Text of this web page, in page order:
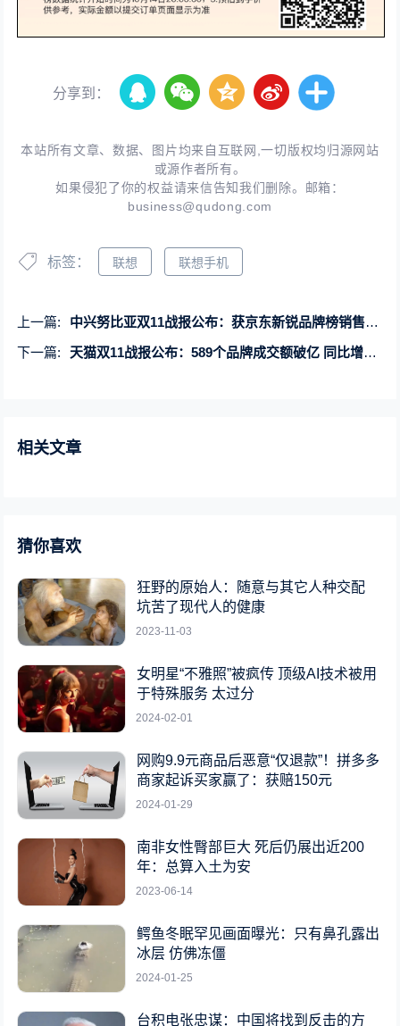
分享到：
本站所有文章、数据、图片均来自互联网,一切版权均归源网站
或源作者所有。
如果侵犯了你的权益请来信告知我们删除。邮箱：
business@qudong.com
标签： 联想 联想手机
上一篇:
中兴努比亚双11战报公布：获京东新锐品牌榜销售额第一名
下一篇:
天猫双11战报公布：589个品牌成交额破亿 同比增长46.5% 刷新历史纪录
相关文章
猜你喜欢
狂野的原始人：随意与其它人种交配
坑苦了现代人的健康
2023-11-03
女明星“不雅照”被疯传 顶级AI技术被用
于特殊服务 太过分
2024-02-01
网购9.9元商品后恶意“仅退款”！拼多多
商家起诉买家赢了：获赔150元
2024-01-29
南非女性臀部巨大 死后仍展出近200
年：总算入土为安
2023-06-14
鳄鱼冬眠罕见画面曝光：只有鼻孔露出
冰层 仿佛冻僵
2024-01-25
台积电张忠谋：中国将找到反击的方